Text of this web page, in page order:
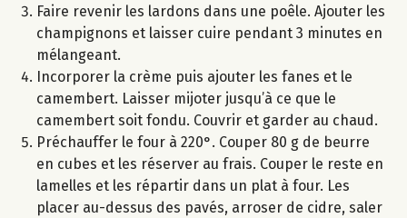
Faire revenir les lardons dans une poêle. Ajouter les
champignons et laisser cuire pendant 3 minutes en
mélangeant.
Incorporer la crème puis ajouter les fanes et le
camembert. Laisser mijoter jusqu’à ce que le
camembert soit fondu. Couvrir et garder au chaud.
Préchauffer le four à 220°. Couper 80 g de beurre
en cubes et les réserver au frais. Couper le reste en
lamelles et les répartir dans un plat à four. Les
placer au-dessus des pavés, arroser de cidre, saler